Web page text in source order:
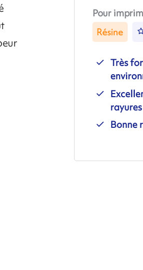
Pour
Résine
Très
rayures
Bonne